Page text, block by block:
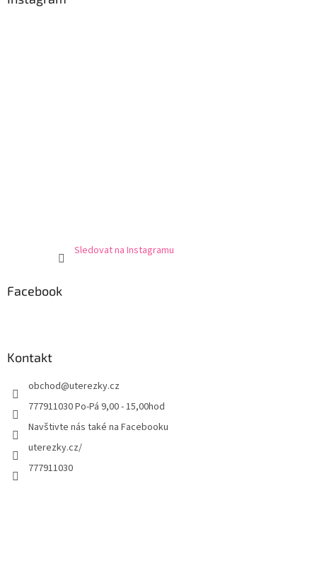
Sledovat na Instagramu
Facebook
Kontakt
obchod@uterezky.cz
777911030 Po-Pá 9,00 - 15,00hod
Navštivte nás také na Facebooku
uterezky.cz/
777911030